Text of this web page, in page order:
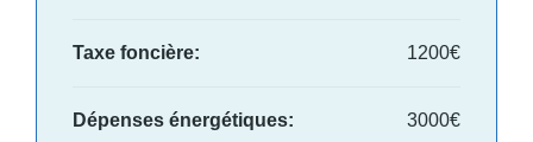
Taxe foncière: 1200€
Dépenses énergétiques: 3000€